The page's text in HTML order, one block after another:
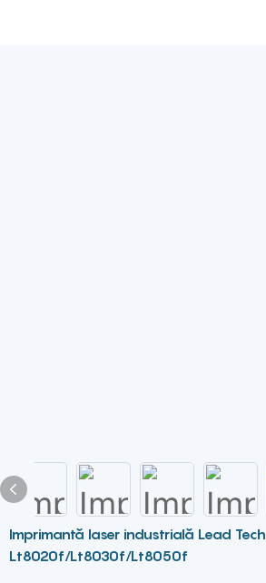
Imprimantă laser industrială Lead Tech
Lt8020f/Lt8030f/Lt8050f